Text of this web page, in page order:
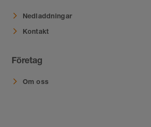
Nedladdningar
Kontakt
Företag
Om oss